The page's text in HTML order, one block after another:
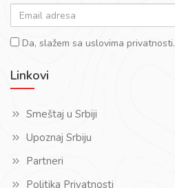
email-
adr
Da,
sa
privatnosti.
Da, slažem sa uslovima privatnosti.
Linkovi
Smeštaj u Srbiji
Upoznaj Srbiju
Partneri
Politika Privatnosti